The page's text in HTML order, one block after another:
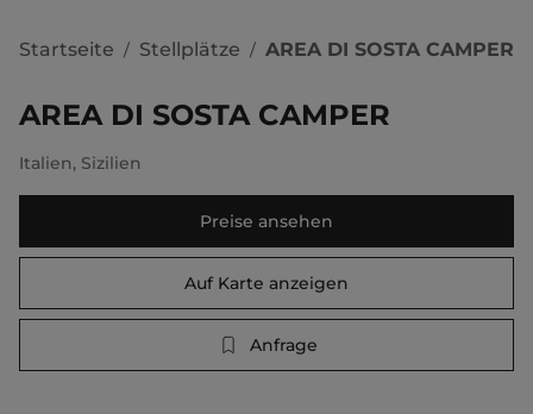
Startseite / Stellplätze / AREA DI SOSTA CAMPER
AREA DI SOSTA CAMPER
Italien, Sizilien
Preise ansehen
Auf Karte anzeigen
Anfrage